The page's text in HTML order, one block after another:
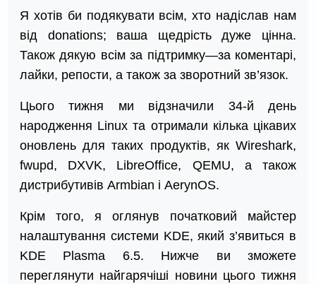
Я хотів би подякувати всім, хто надіслав нам
від donations; ваша щедрість дуже цінна.
Також дякую всім за підтримку—за коментарі,
лайки, репости, а також за зворотний зв’язок.
Цього тижня ми відзначили 34-й день
народження Linux та отримали кілька цікавих
оновлень для таких продуктів, як Wireshark,
fwupd, DXVK, LibreOffice, QEMU, а також
дистрибутивів Armbian і AerynOS.
Крім того, я оглянув початковий майстер
налаштування системи KDE, який з’явиться в
KDE Plasma 6.5. Нижче ви зможете
переглянути найгарячіші новини цього тижня